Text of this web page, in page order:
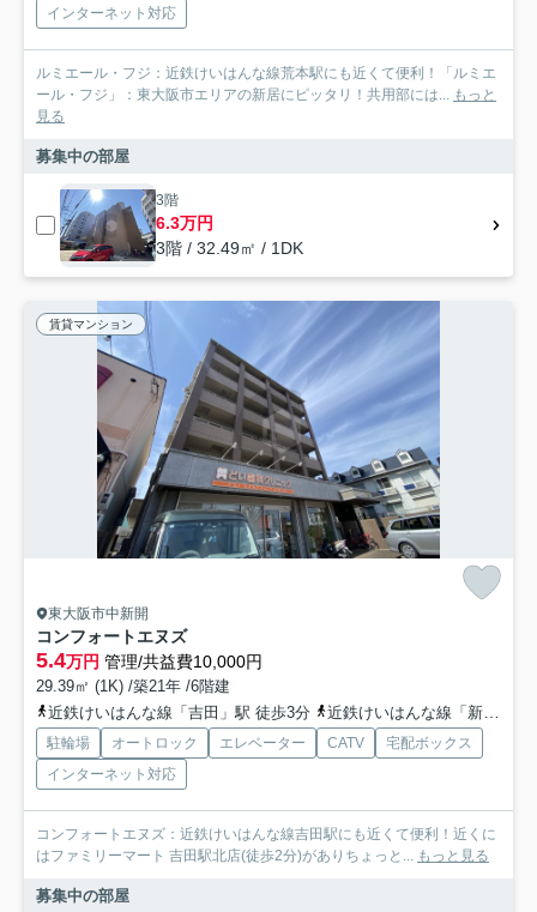
インターネット対応
ルミエール・フジ：近鉄けいはんな線荒本駅にも近くて便利！「ルミエ
ール・フジ」：東大阪市エリアの新居にピッタリ！共用部には... もっと
見る
募集中の部屋
3階
6.3万円
3階 / 32.49㎡ / 1DK
賃貸マンション
東大阪市中新開
コンフォートエヌズ
5.4万円 管理/共益費10,000円
29.39㎡ (1K) /築21年 /6階建
近鉄けいはんな線「吉田」駅 徒歩3分
近鉄けいはんな線「新石切」駅 徒歩24分
駐輪場 オートロック エレベーター CATV
宅配ボックス
インターネット対応
コンフォートエヌズ：近鉄けいはんな線吉田駅にも近くて便利！近くに
はファミリーマート 吉田駅北店(徒歩2分)がありちょっと... もっと見る
募集中の部屋